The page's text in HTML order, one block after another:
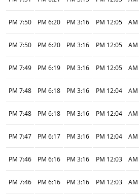
12:05 PM
3:16 PM
6:20 PM
7:50 PM
12:05 PM
3:16 PM
6:20 PM
7:50 PM
12:05 PM
3:16 PM
6:19 PM
7:49 PM
12:04 PM
3:16 PM
6:18 PM
7:48 PM
12:04 PM
3:16 PM
6:18 PM
7:48 PM
12:04 PM
3:16 PM
6:17 PM
7:47 PM
12:03 PM
3:16 PM
6:16 PM
7:46 PM
12:03 PM
3:16 PM
6:16 PM
7:46 PM